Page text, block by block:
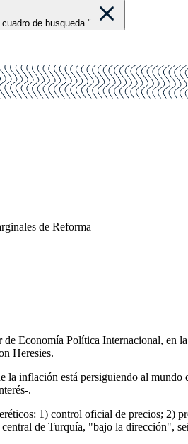
cuadro de busqueda."
de Reforma
Economía Política Internacional, en
Heresies.
inflación está persiguiendo al
.
1) control oficial de precios; 2)
de Turquía, "bajo la dirección",